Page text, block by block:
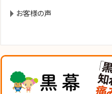
お客様の声